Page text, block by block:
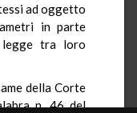
ad oggetto
in parte
legge tra loro
della Corte
n. 46 del